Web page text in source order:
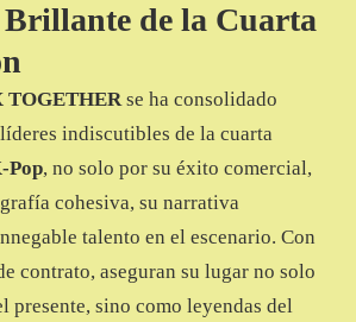
de la Cuarta
TOGETHERse ha consolidado
indiscutibles de la cuarta
Pop, no solo por su éxito comercial,
cohesiva, su narrativa
talento en el escenario. Con
contrato, aseguran su lugar no solo
presente, sino como leyendas del